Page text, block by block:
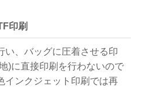
印刷
い、バッグに圧着させる印
)に直接印刷を行わないので
インクジェット印刷では再